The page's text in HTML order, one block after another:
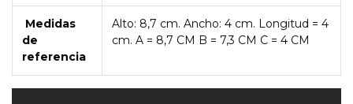
Medidas
de
referencia
Alto: 8,7 cm. Ancho: 4 cm. Longitud = 4
cm. A = 8,7 CM B = 7,3 CM C = 4 CM